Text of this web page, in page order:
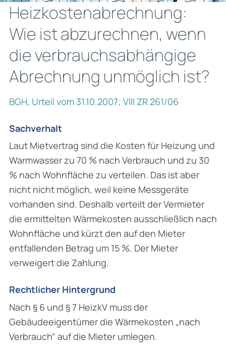
Heizkostenabrechnung:
Wie ist abzurechnen, wenn
die verbrauchsabhängige
Abrechnung unmöglich ist?
BGH, Urteil vom 31.10.2007; VIII ZR 261/06
Sachverhalt
Laut Mietvertrag sind die Kosten für Heizung und
Warmwasser zu 70 % nach Verbrauch und zu 30
% nach Wohnfläche zu verteilen. Das ist aber
nicht nicht möglich, weil keine Messgeräte
vorhanden sind. Deshalb verteilt der Vermieter
die ermittelten Wärmekosten ausschließlich nach
Wohnfläche und kürzt den auf den Mieter
entfallenden Betrag um 15 %. Der Mieter
verweigert die Zahlung.
Rechtlicher Hintergrund
Nach § 6 und § 7 HeizkV muss der
Gebäudeeigentümer die Wärmekosten „nach
Verbrauch“ auf die Mieter umlegen.